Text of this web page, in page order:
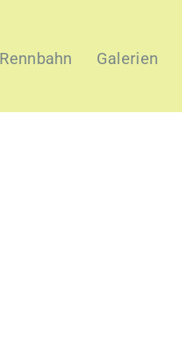
Galerien